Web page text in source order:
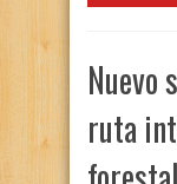
Nuevo
ruta